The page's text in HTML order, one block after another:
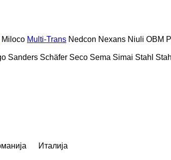
Miloco Multi-Trans Nedcon Nexans Niuli OBM
Sanders Schäfer Seco Sema Simai Stahl Stahl
Италија